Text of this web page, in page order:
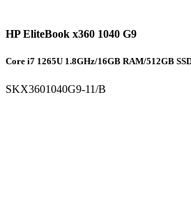
HP EliteBook x360 1040 G9
Core i7 1265U 1.8GHz/16GB RAM/512GB
SKX3601040G9-11/B